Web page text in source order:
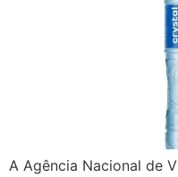
A Agência Nacional de